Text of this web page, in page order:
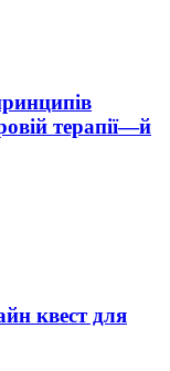
терапії—й
квест для